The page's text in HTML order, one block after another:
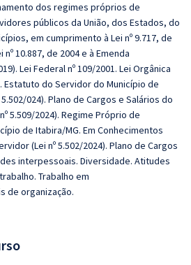
dos regimes próprios de
públicos da União, dos Estados, do
em cumprimento à Lei nº 9.717, de
nº 10.887, de 2004 e à Emenda
Lei Federal nº 109/2001. Lei Orgânica
Estatuto do Servidor do Município de
024). Plano de Cargos e Salários do
5.509/2024). Regime Próprio de
de Itabira/MG. Em Conhecimentos
(Lei nº 5.502/2024). Plano de Cargos
interpessoais. Diversidade. Atitudes
Trabalho em
de organização.